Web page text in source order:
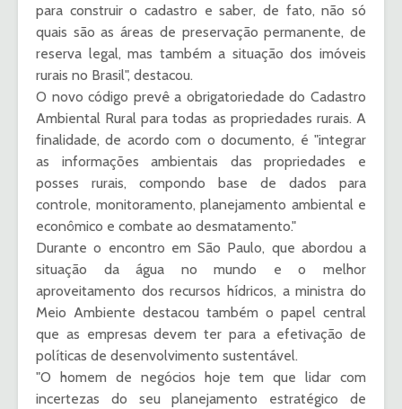
para construir o cadastro e saber, de fato, não só
quais são as áreas de preservação permanente, de
reserva legal, mas também a situação dos imóveis
rurais no Brasil", destacou.
O novo código prevê a obrigatoriedade do Cadastro
Ambiental Rural para todas as propriedades rurais. A
finalidade, de acordo com o documento, é "integrar
as informações ambientais das propriedades e
posses rurais, compondo base de dados para
controle, monitoramento, planejamento ambiental e
econômico e combate ao desmatamento."
Durante o encontro em São Paulo, que abordou a
situação da água no mundo e o melhor
aproveitamento dos recursos hídricos, a ministra do
Meio Ambiente destacou também o papel central
que as empresas devem ter para a efetivação de
políticas de desenvolvimento sustentável.
"O homem de negócios hoje tem que lidar com
incertezas do seu planejamento estratégico de